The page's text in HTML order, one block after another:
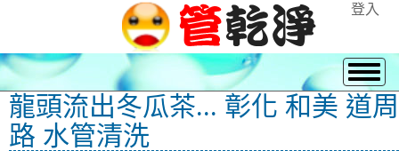
登入
龍頭流出冬瓜茶... 彰化 和美 道周
路 水管清洗